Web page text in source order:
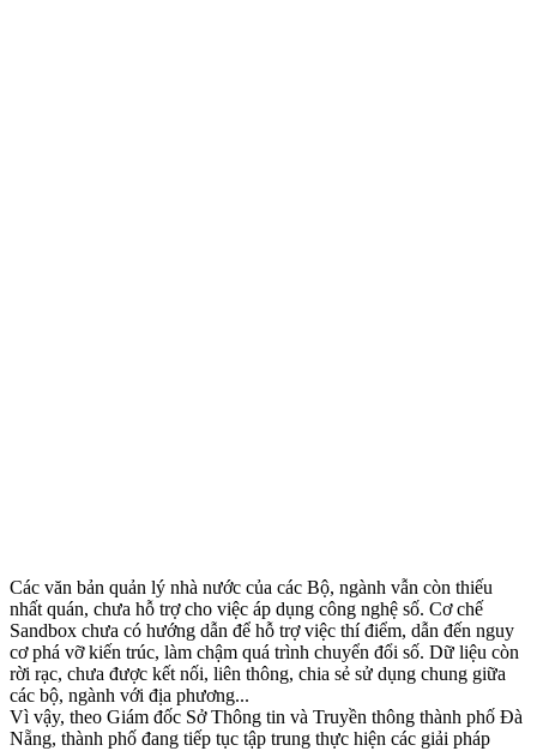
Các văn bản quản lý nhà nước của các Bộ, ngành vẫn còn thiếu
nhất quán, chưa hỗ trợ cho việc áp dụng công nghệ số. Cơ chế
Sandbox chưa có hướng dẫn để hỗ trợ việc thí điểm, dẫn đến nguy
cơ phá vỡ kiến trúc, làm chậm quá trình chuyển đổi số. Dữ liệu còn
rời rạc, chưa được kết nối, liên thông, chia sẻ sử dụng chung giữa
các bộ, ngành với địa phương...
Vì vậy, theo Giám đốc Sở Thông tin và Truyền thông thành phố Đà
Nẵng, thành phố đang tiếp tục tập trung thực hiện các giải pháp